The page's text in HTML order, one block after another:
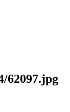
62097.jpg